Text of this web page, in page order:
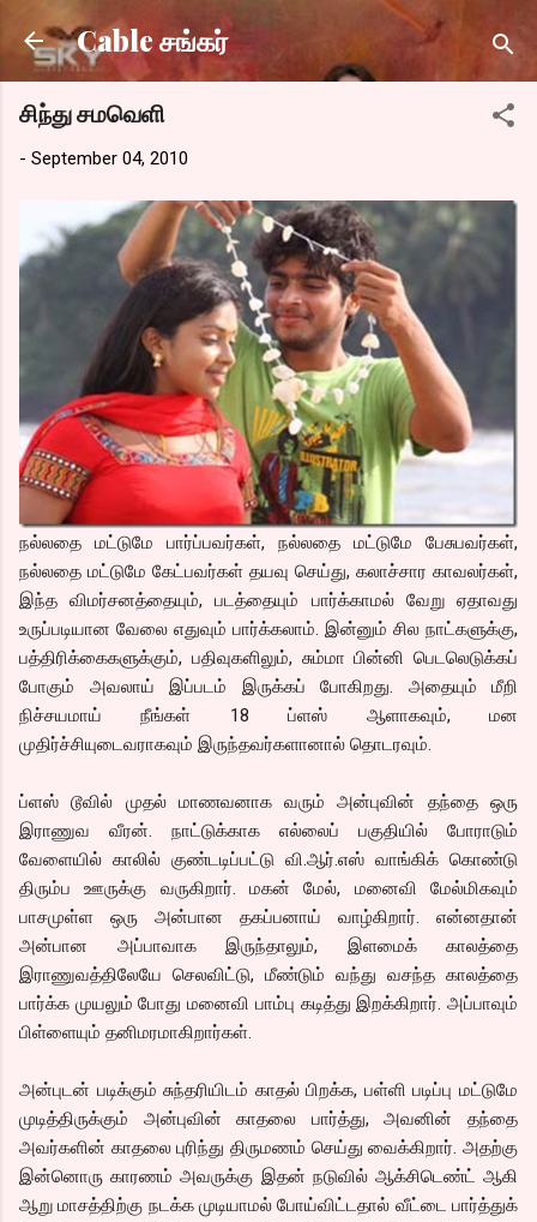
Skip to main content
Cable சங்கர்
சிந்து சமவெளி
- September 04, 2010
நல்லதை மட்டுமே பார்ப்பவர்கள், நல்லதை மட்டுமே பேசுபவர்கள்,
நல்லதை மட்டுமே கேட்பவர்கள் தயவு செய்து, கலாச்சார காவலர்கள்,
இந்த விமர்சனத்தையும், படத்தையும் பார்க்காமல் வேறு ஏதாவது
உருப்படியான வேலை எதுவும் பார்க்கலாம். இன்னும் சில நாட்களுக்கு,
பத்திரிக்கைகளுக்கும், பதிவுகளிலும், சும்மா பின்னி பெடலெடுக்கப்
போகும் அவலாய் இப்படம் இருக்கப் போகிறது. அதையும் மீறி
நிச்சயமாய் நீங்கள் 18 ப்ளஸ் ஆளாகவும், மன
முதிர்ச்சியுடைவராகவும் இருந்தவர்களானால் தொடரவும்.
ப்ளஸ் டூவில் முதல் மாணவனாக வரும் அன்புவின் தந்தை ஒரு
இராணுவ வீரன். நாட்டுக்காக எல்லைப் பகுதியில் போராடும்
வேளையில் காலில் குண்டடிப்பட்டு வி.ஆர்.எஸ் வாங்கிக் கொண்டு
திரும்ப ஊருக்கு வருகிறார். மகன் மேல், மனைவி மேல்மிகவும்
பாசமுள்ள ஒரு அன்பான தகப்பனாய் வாழ்கிறார். என்னதான்
அன்பான அப்பாவாக இருந்தாலும், இளமைக் காலத்தை
இராணுவத்திலேயே செலவிட்டு, மீண்டும் வந்து வசந்த காலத்தை
பார்க்க முயலும் போது மனைவி பாம்பு கடித்து இறக்கிறார். அப்பாவும்
பிள்ளையும் தனிமரமாகிறார்கள்.
அன்புடன் படிக்கும் சுந்தரியிடம் காதல் பிறக்க, பள்ளி படிப்பு மட்டுமே
முடித்திருக்கும் அன்புவின் காதலை பார்த்து, அவனின் தந்தை
அவர்களின் காதலை புரிந்து திருமணம் செய்து வைக்கிறார். அதற்கு
இன்னொரு காரணம் அவருக்கு இதன் நடுவில் ஆக்சிடெண்ட் ஆகி
ஆறு மாசத்திற்கு நடக்க முடியாமல் போய்விட்டதால் வீட்டை பார்த்துக்